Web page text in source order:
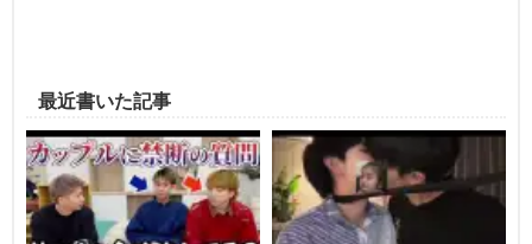
最近書いた記事